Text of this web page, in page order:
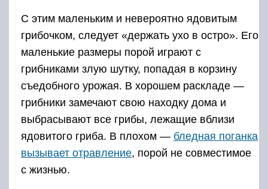
С этим маленьким и невероятно ядовитым
грибочком, следует «держать ухо в остро». Его
маленькие размеры порой играют с
грибниками злую шутку, попадая в корзину
съедобного урожая. В хорошем раскладе —
грибники замечают свою находку дома и
выбрасывают все грибы, лежащие вблизи
ядовитого гриба. В плохом — бледная поганка
вызывает отравление, порой не совместимое
с жизнью.